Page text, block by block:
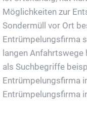
Möglichkeiten zur
Sondermüll vor Ort
Entrümpelungsfirma
langen Anfahrtswege
als Suchbegriffe
Entrümpelungsfirma
Entrümpelungsfirma